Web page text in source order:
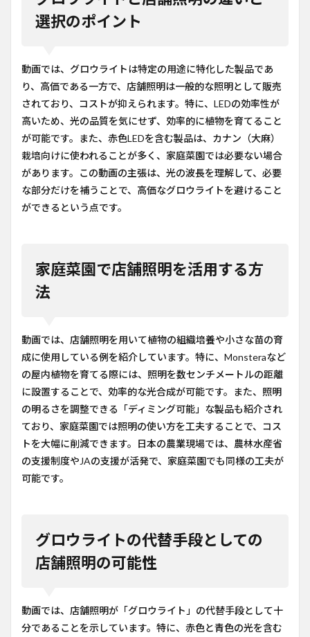
選択のポイント
動画では、グロウライトは特定の用途に特化した製品であ
り、高価である一方で、店舗照明は一般的な照明として販売
されており、コストが抑えられます。特に、LEDの効率性が
高いため、光の品質を気にせず、効率的に植物を育てること
が可能です。また、赤色LEDを含む製品は、カナン（大麻）
栽培向けに使われることが多く、家庭菜園では必要ない場合
があります。この動画の主張は、光の波長を理解して、必要
な部分だけを補うことで、高価なグロウライトを避けること
ができるという点です。
家庭菜園で店舗照明を活用する方
法
動画では、店舗照明を用いて植物の組織培養や小さな苗の育
成に使用している例を紹介しています。特に、Monsteraなど
の屋内植物を育てる際には、照明を数センチメートルの距離
に設置することで、効率的な光合成が可能です。また、照明
の明るさを調整できる「ディミング可能」な製品も紹介され
ており、家庭菜園では照明の使い方を工夫することで、コス
トを大幅に削減できます。日本の農業現場では、農林水産省
の支援制度やJAの支援が活発で、家庭菜園でも同様の工夫が
可能です。
グロウライトの代替手段としての
店舗照明の可能性
動画では、店舗照明が「グロウライト」の代替手段として十
分であることを示しています。特に、赤色と青色の光を含む